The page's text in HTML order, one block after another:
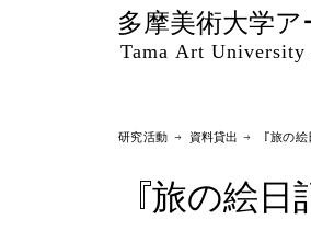
多摩美術大学
Tama Art
研究活動 → 資料貸出 → 『旅の絵
『旅の絵日